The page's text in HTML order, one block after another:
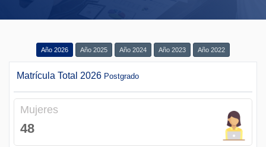
Año 2026 Año 2025 Año 2024 Año 2023 Año 2022
Matrícula Total 2026 Postgrado
Mujeres
48